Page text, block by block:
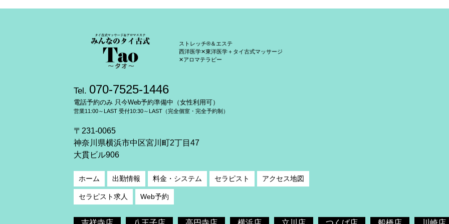
ストレッチ®＆エステ
西洋医学✕東洋医学＋タイ古式マッサージ
✕アロマテラピー
Tel. 070-7525-1446
電話予約のみ 只今Web予約準備中（女性利用可）
営業11:00～LAST 受付10:30～LAST（完全個室・完全予約制）
〒231-0065
神奈川県横浜市中区宮川町2丁目47
大貫ビル906
ホーム 出勤情報 料金・システム セラピスト アクセス地図
セラピスト求人 Web予約